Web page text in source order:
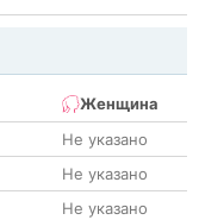
Женщина
Не указано
Не указано
Не указано